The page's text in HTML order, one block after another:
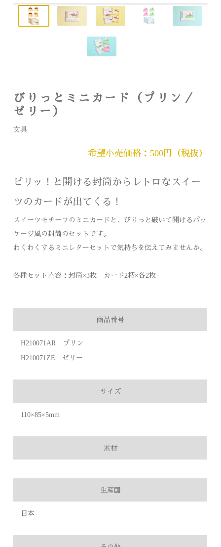
びりっとミニカード（プリン／
ゼリー）
文具
希望小売価格：500円（税抜）
ビリッ！と開ける封筒からレトロなスイー
ツのカードが出てくる！
スイーツモチーフのミニカードと、びりっと破いて開けるパッ
ケージ風の封筒のセットです。
わくわくするミニレターセットで気持ちを伝えてみませんか。
各種セット内容：封筒×3枚 カード2柄×各2枚
商品番号
H210071AR プリン
H210071ZE ゼリー
サイズ
110×85×5mm
素材
生産国
日本